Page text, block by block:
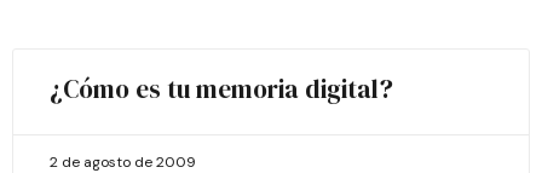
¿Cómo es tu memoria digital?
2 de agosto de 2009